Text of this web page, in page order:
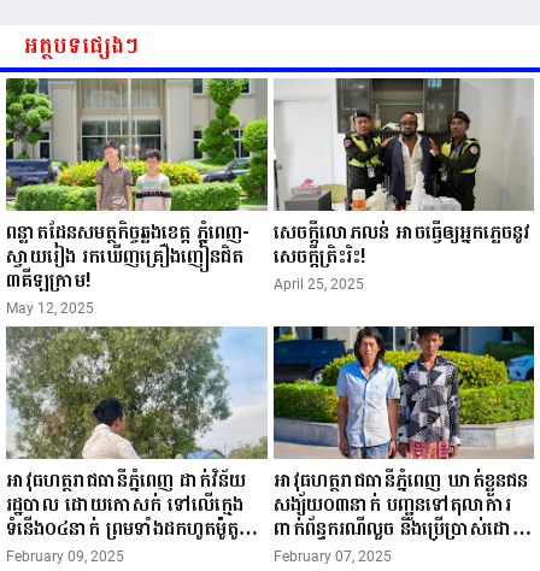
អត្ថបទផ្សេងៗ
ពន្លាតដែនសមត្ថកិច្ចឆ្លងខេត្ត ភ្នំពេញ-
ស្វាយរៀង រកឃើញគ្រឿងញៀនជិត
៣គីឡូក្រាម!
May 12, 2025
សេចក្តីលោភលន់ អាចធ្វើឲ្យអ្នកភ្លេចនូវ
សេចក្តីត្រិះរិះ!
April 25, 2025
អាវុធហត្ថរាជធានីភ្នំពេញ ដាក់វិន័យ
រដ្ឋបាល ដោយកោសក់ ទៅលើក្មេង
ទំនើង០៤នាក់ ព្រមទាំងដកហូតម៉ូតូ
រក្សាទុក ០៣ខែ!
February 09, 2025
អាវុធហត្ថរាជធានីភ្នំពេញ ឃាត់ខ្លួនជន
សង្ស័យ០៣នាក់ បញ្ជូនទៅតុលាការ
ពាក់ព័ន្ធករណីលួច និងប្រើប្រាស់ដោយ
ខុសច្បាប់នូវសារធាតុញៀន!
February 07, 2025